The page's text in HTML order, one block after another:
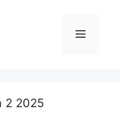
Menu